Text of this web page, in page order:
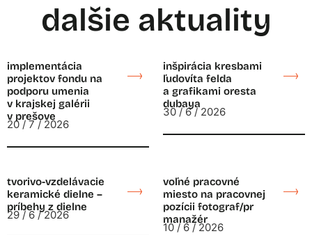
dalšie aktuality
implementácia
projektov fondu na
podporu umenia
v krajskej galérii
v prešove
20 / 7 / 2026
inšpirácia kresbami
ľudovíta felda
a grafikami oresta
dubaya
30 / 6 / 2026
tvorivo-vzdelávacie
keramické dielne –
príbehy z dielne
29 / 6 / 2026
voľné pracovné
miesto na pracovnej
pozícii fotograf/pr
manažér
10 / 6 / 2026